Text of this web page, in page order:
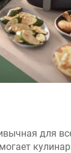
для